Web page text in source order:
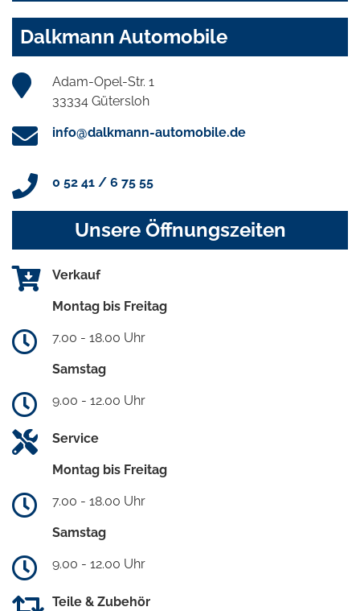
Dalkmann Automobile
Adam-Opel-Str. 1
33334 Gütersloh
info@dalkmann-automobile.de
0 52 41 / 6 75 55
Unsere Öffnungszeiten
Verkauf
Montag bis Freitag
7.00 - 18.00 Uhr
Samstag
9.00 - 12.00 Uhr
Service
Montag bis Freitag
7.00 - 18.00 Uhr
Samstag
9.00 - 12.00 Uhr
Teile & Zubehör